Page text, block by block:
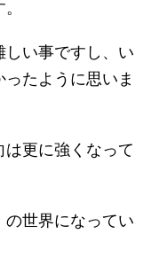
しい事ですし、い
たように思いま
更に強くなって
世界になってい